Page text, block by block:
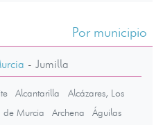
Por municipio
- Jumilla
Alcantarilla
Alcázares, Los
de Murcia Archena
Águilas